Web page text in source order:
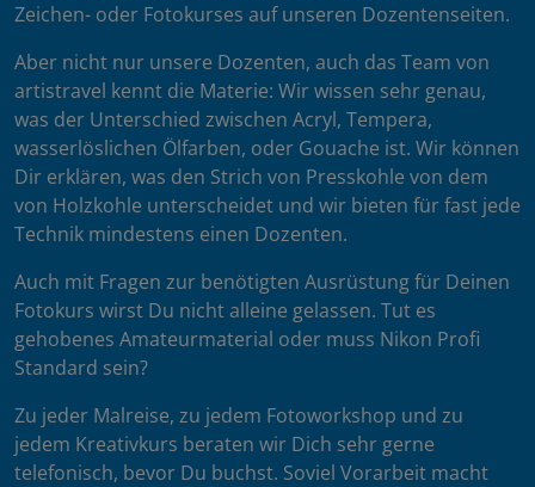
Zeichen- oder Fotokurses auf unseren Dozentenseiten.
Aber nicht nur unsere Dozenten, auch das Team von
artistravel kennt die Materie: Wir wissen sehr genau,
was der Unterschied zwischen Acryl, Tempera,
wasserlöslichen Ölfarben, oder Gouache ist. Wir können
Dir erklären, was den Strich von Presskohle von dem
von Holzkohle unterscheidet und wir bieten für fast jede
Technik mindestens einen Dozenten.
Auch mit Fragen zur benötigten Ausrüstung für Deinen
Fotokurs wirst Du nicht alleine gelassen. Tut es
gehobenes Amateurmaterial oder muss Nikon Profi
Standard sein?
Zu jeder Malreise, zu jedem Fotoworkshop und zu
jedem Kreativkurs beraten wir Dich sehr gerne
telefonisch, bevor Du buchst. Soviel Vorarbeit macht